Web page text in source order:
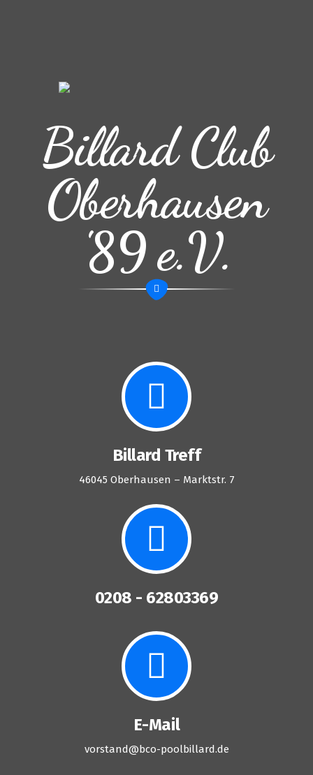
Billard Club
Oberhausen
'89 e.V.
Billard Treff
46045 Oberhausen – Marktstr. 7
0208 - 62803369
E-Mail
vorstand@bco-poolbillard.de